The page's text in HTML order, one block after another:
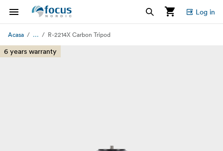
Log in
Acasa ... R-2214X Carbon Tripod
6 years warranty